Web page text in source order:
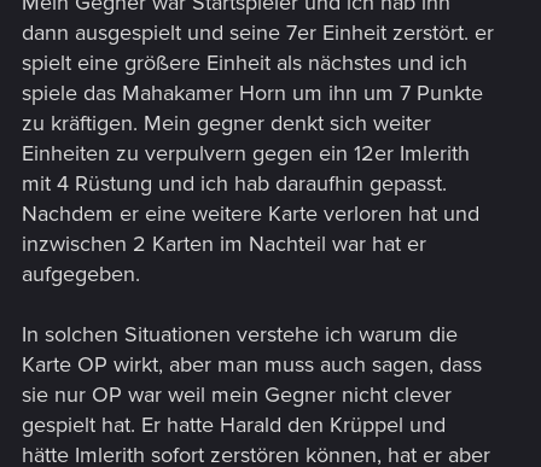
dann ausgespielt und seine 7er Einheit zerstört. er
spielt eine größere Einheit als nächstes und ich
spiele das Mahakamer Horn um ihn um 7 Punkte
zu kräftigen. Mein gegner denkt sich weiter
Einheiten zu verpulvern gegen ein 12er Imlerith
mit 4 Rüstung und ich hab daraufhin gepasst.
Nachdem er eine weitere Karte verloren hat und
inzwischen 2 Karten im Nachteil war hat er
aufgegeben.
In solchen Situationen verstehe ich warum die
Karte OP wirkt, aber man muss auch sagen, dass
sie nur OP war weil mein Gegner nicht clever
gespielt hat. Er hatte Harald den Krüppel und
hätte Imlerith sofort zerstören können, hat er aber